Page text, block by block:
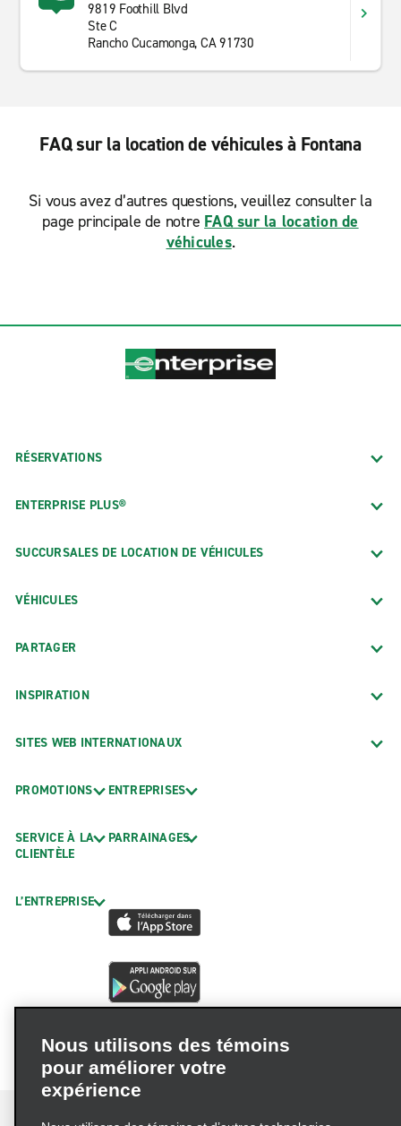
9819 Foothill Blvd
Ste C
Rancho Cucamonga, CA 91730
FAQ sur la location de véhicules à Fontana
Si vous avez d’autres questions, veuillez consulter la
page principale de notre FAQ sur la location de
véhicules.
RÉSERVATIONS
ENTERPRISE PLUS®
SUCCURSALES DE LOCATION DE VÉHICULES
VÉHICULES
PARTAGER
INSPIRATION
SITES WEB INTERNATIONAUX
PROMOTIONS
SERVICE À LA
CLIENTÈLE
L’ENTREPRISE
ENTREPRISES
PARRAINAGES
Nous utilisons des témoins
pour améliorer votre
expérience